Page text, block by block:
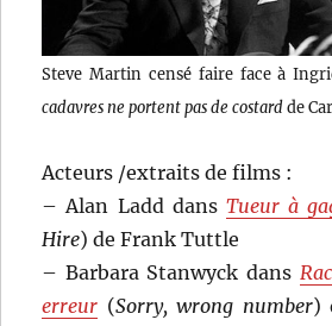
Steve Martin censé faire face à
cadavres ne portent pas de costardde
Acteurs /extraits de films :
– Alan Ladd dans Tueur à
Hire) de Frank Tuttle
– Barbara Stanwyck dans
erreur (Sorry, wrong number)